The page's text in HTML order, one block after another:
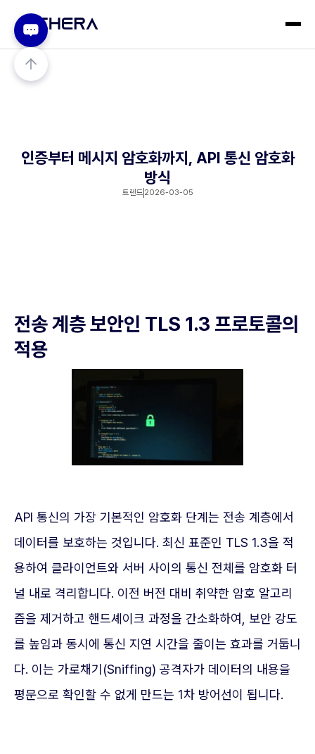
인증부터 메시지 암호화까지, API 통신 암호화
방식
트렌드 2026-03-05
전송 계층 보안인 TLS 1.3 프로토콜의
적용
API 통신의 가장 기본적인 암호화 단계는 전송 계층에서
데이터를 보호하는 것입니다. 최신 표준인 TLS 1.3을 적
용하여 클라이언트와 서버 사이의 통신 전체를 암호화 터
널 내로 격리합니다. 이전 버전 대비 취약한 암호 알고리
즘을 제거하고 핸드셰이크 과정을 간소화하여, 보안 강도
를 높임과 동시에 통신 지연 시간을 줄이는 효과를 거둡니
다. 이는 가로채기(Sniffing) 공격자가 데이터의 내용을
평문으로 확인할 수 없게 만드는 1차 방어선이 됩니다.